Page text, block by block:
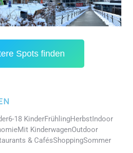
Spots finden
6-18 KinderFrühlingHerbstIndoor
Mit KinderwagenOutdoor
& CafésShoppingSommer